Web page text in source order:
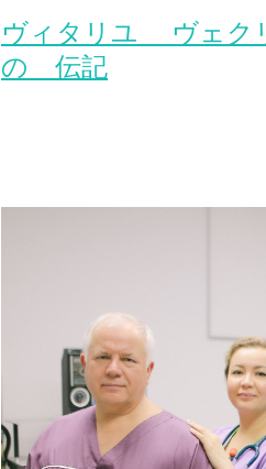
ヴィタリユ ヴェ
の 伝記